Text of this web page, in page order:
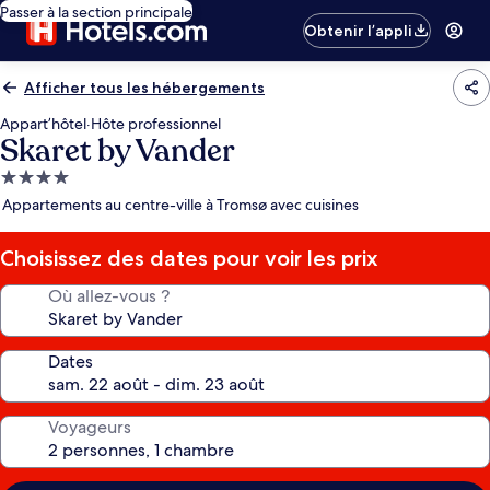
Passer à la section principale
Obtenir l’appli
Afficher tous les hébergements
Appart’hôtel·Hôte professionnel
Skaret by Vander
Hébergement
4.0 étoiles
Appartements au centre-ville à Tromsø avec cuisines
Choisissez des dates pour voir les prix
Où allez-vous ?
Dates
Voyageurs